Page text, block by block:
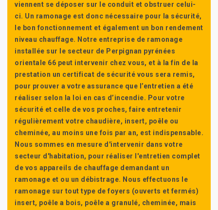
viennent se déposer sur le conduit et obstruer celui-
ci. Un ramonage est donc nécessaire pour la sécurité,
le bon fonctionnement et également un bon rendement
niveau chauffage. Notre entreprise de ramonage
installée sur le secteur de Perpignan pyrénées
orientale 66 peut intervenir chez vous, et à la fin de la
prestation un certificat de sécurité vous sera remis,
pour prouver a votre assurance que l’entretien a été
réaliser selon la loi en cas d’incendie. Pour votre
sécurité et celle de vos proches, faire entretenir
régulièrement votre chaudière, insert, poêle ou
cheminée, au moins une fois par an, est indispensable.
Nous sommes en mesure d'intervenir dans votre
secteur d'habitation, pour réaliser l'entretien complet
de vos appareils de chauffage demandant un
ramonage et ou un débistrage. Nous effectuons le
ramonage sur tout type de foyers (ouverts et fermés)
insert, poêle a bois, poêle a granulé, cheminée, mais